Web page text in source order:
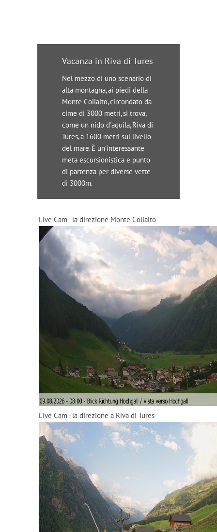
Vacanza in Riva di Tures
Nel mezzo di uno scenario di
alta montagna, ai piedi della
Monte Collalto, circondato da
cime di 3000 metri, si trova,
come un nido d'aquila, Riva di
Tures, a 1600 metri sul livello
del mare. È un'interessante
meta escursionistica e punto
di partenza per diverse vette
di 3000m.
Live Cam - la direzione Monte Collalto
Live Cam - la direzione a Riva di Tures